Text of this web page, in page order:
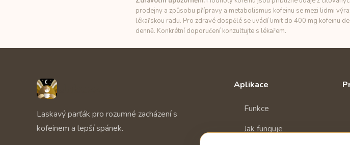
prodejny a způsobu přípravy a metabolismus kofeinu se mezi lidmi
lékařskou radu. Pro zdravé dospělé se uvádí limit do 400 mg kofeinu
denně. Konkrétní doporučení konzultujte s lékařem.
Laskavý parťák pro rozumné zacházení s
kofeinem a lepší spánek.
Aplikace
Funkce
Jak funguje